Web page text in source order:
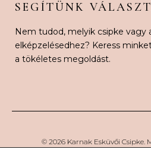
SEGÍTÜNK
Nem tudod, melyik csipke vagy
elképzelésedhez? Keress
a tökéletes megoldást.
© 2026 Karnak Esküvői Csipke.